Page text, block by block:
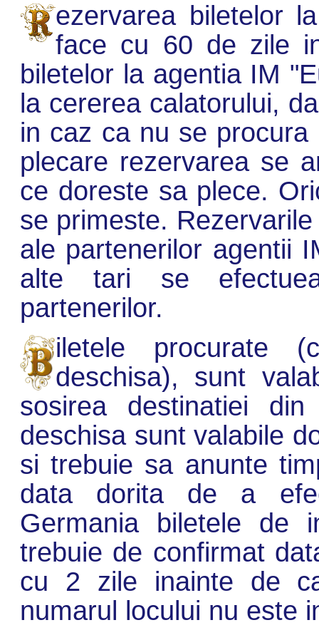
ezervarea biletelor
face cu 60 de zile
biletelor la agentia IM
la cererea calatorului,
in caz ca nu se
plecare rezervarea se
ce doreste sa plece.
se primeste.
ale partenerilor agentii
alte tari se
partenerilor.
iletele procurate
deschisa), sunt
sosirea destinatiei
deschisa sunt valabile
si trebuie sa anunte
data dorita de a
Germania biletele de
trebuie de confirmat
cu 2 zile inainte de
numarul locului nu este